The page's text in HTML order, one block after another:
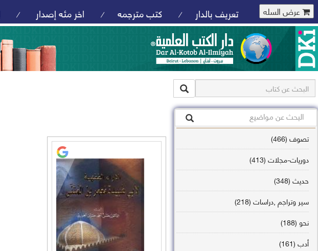
عرض السله تعريف بالدار / كتب مترجمه / اخر مئه إصدار /
تصوف (466)
دوريات-مجلات (413)
حديث (348)
سير وتراجم ,دراسات (218)
نحو (188)
أدب (161)